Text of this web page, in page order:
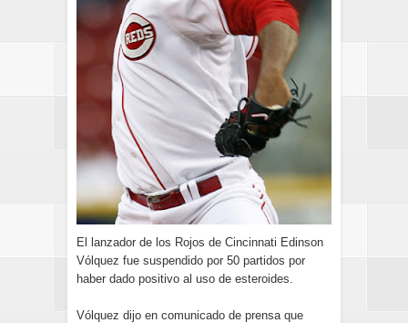
El lanzador de los Rojos de Cincinnati Edinson
Vólquez fue suspendido por 50 partidos por
haber dado positivo al uso de esteroides.
Vólquez dijo en comunicado de prensa que